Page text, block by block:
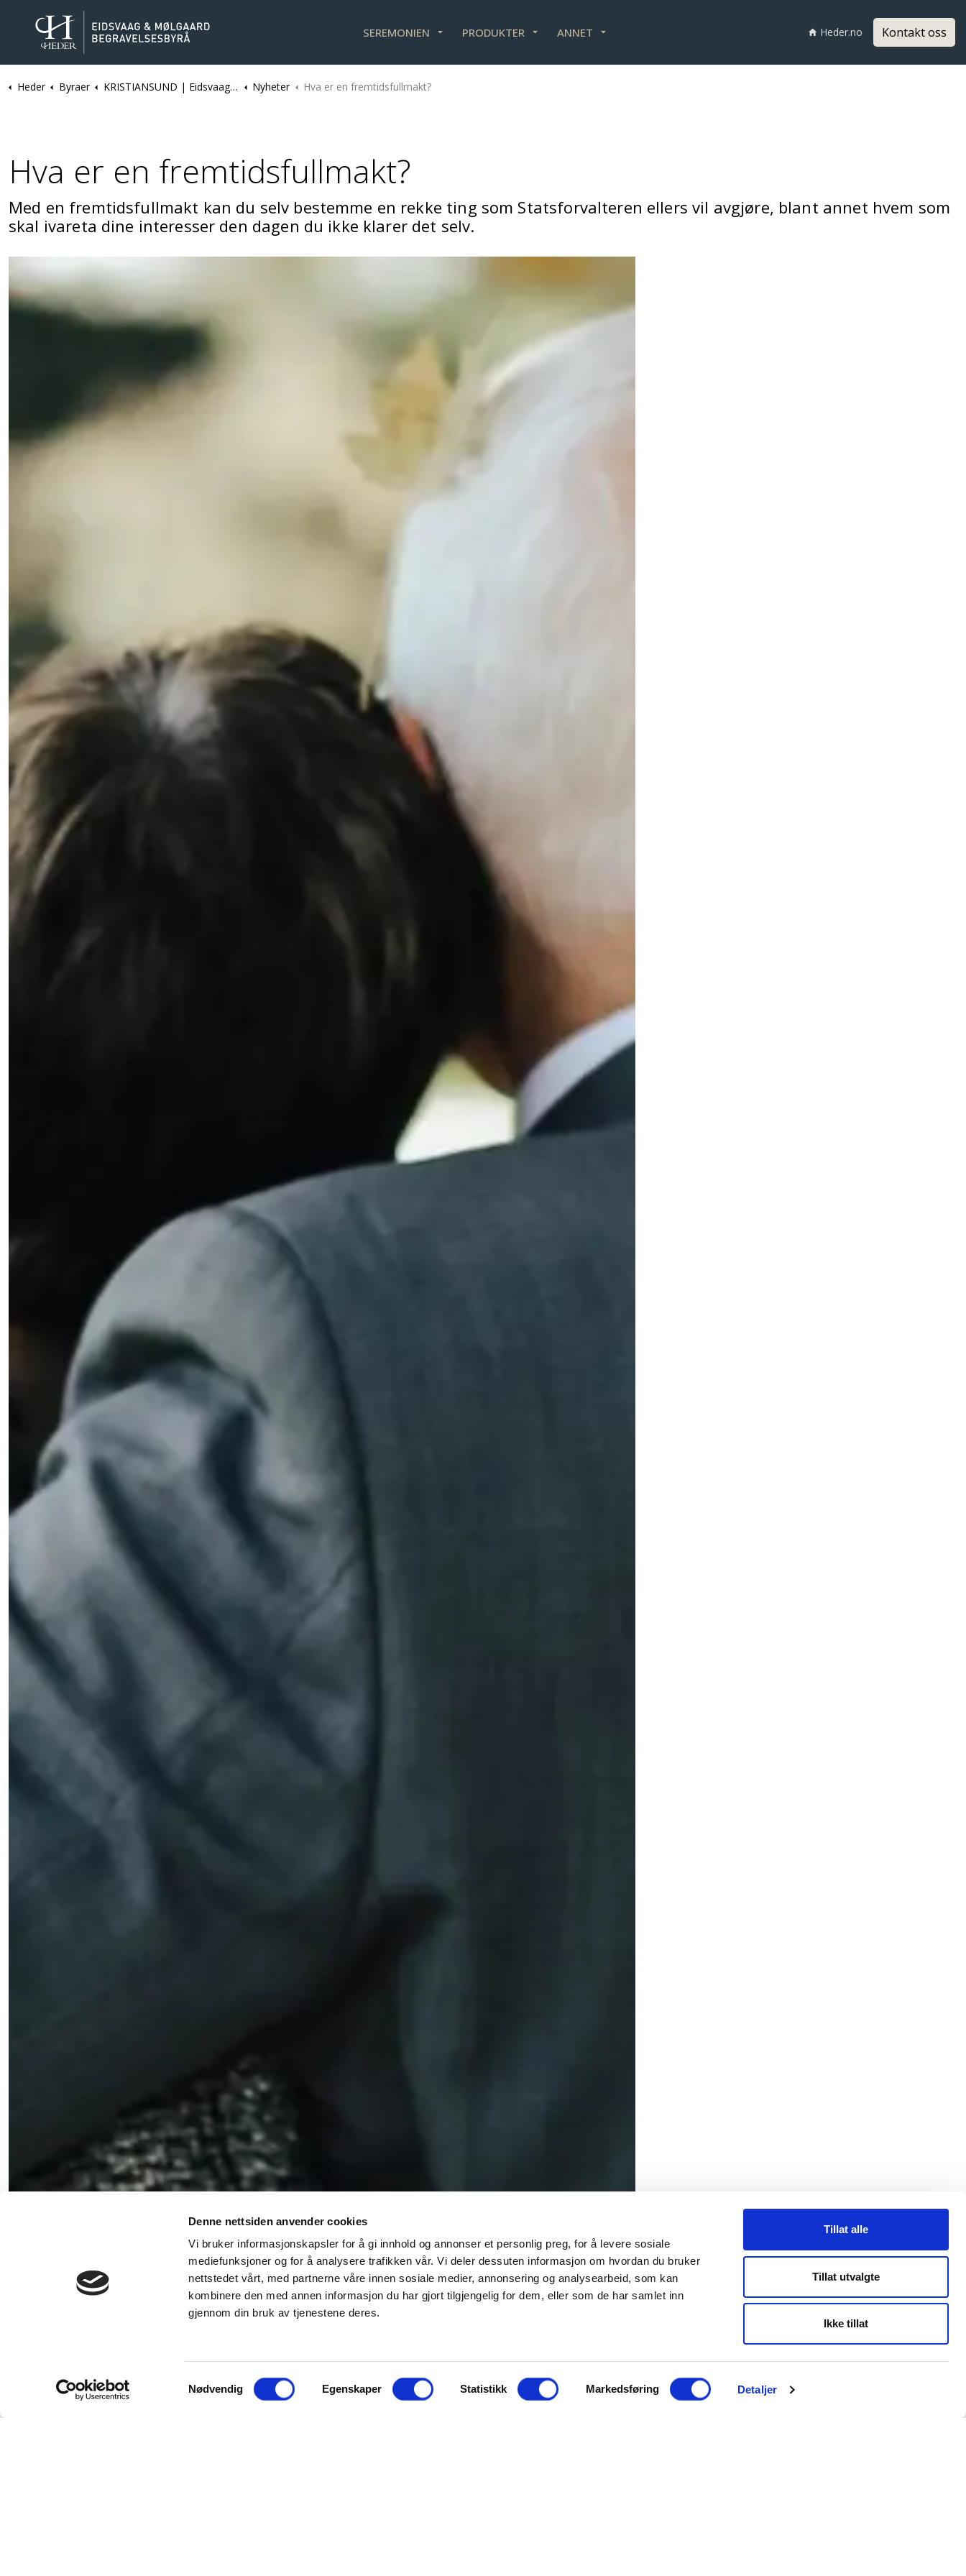
Denne nettsiden anvender cookies
Vi bruker informasjonskapsler for å gi innhold og annonser et personlig preg, for å levere sosiale
mediefunksjoner og for å analysere trafikken vår. Vi deler dessuten informasjon om hvordan du bruker
nettstedet vårt, med partnerne våre innen sosiale medier, annonsering og analysearbeid, som kan
kombinere den med annen informasjon du har gjort tilgjengelig for dem, eller som de har samlet inn
gjennom din bruk av tjenestene deres.
Samtykkevalg
Nødvendig Egenskaper Statistikk Markedsføring Detaljer
Tillat alle
Tillat utvalgte
Ikke tillat
SEREMONIEN PRODUKTER ANNET Heder.no Kontakt oss
Heder Byraer KRISTIANSUND | Eidsvaag & Mølgaard Begravelsesbyrå Nyheter Hva er en fremtidsfullmakt?
Hva er en fremtidsfullmakt?
Med en fremtidsfullmakt kan du selv bestemme en rekke ting som Statsforvalteren ellers vil avgjøre, blant annet hvem som
skal ivareta dine interesser den dagen du ikke klarer det selv.